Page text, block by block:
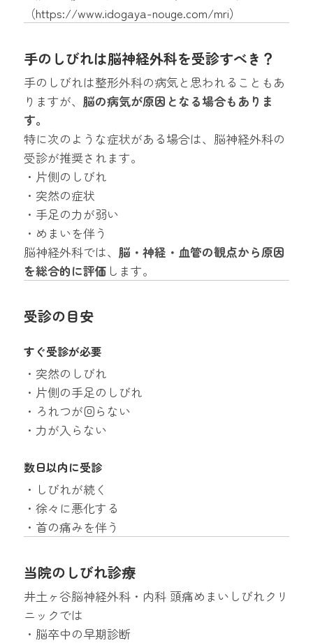
（https://www.idogaya-nouge.com/mri）
手のしびれは脳神経外科を受診すべき？
手のしびれは整形外科の病気と思われることもあ
りますが、 脳の病気が原因となる場合もありま
す。
特に次のような症状がある場合は、脳神経外科の
受診が推奨されます。
・片側のしびれ
・突然の症状
・手足の力が弱い
・めまいを伴う
脳神経外科では、 脳・神経・血管の観点から原因
を総合的に評価 します。
受診の目安
すぐ受診が必要
・突然のしびれ
・片側の手足のしびれ
・ろれつが回らない
・力が入らない
数日以内に受診
・しびれが続く
・徐々に悪化する
・首の痛みを伴う
当院のしびれ診療
井土ヶ谷脳神経外科・内科 頭痛めまいしびれクリ
ニックでは
・脳卒中の早期診断